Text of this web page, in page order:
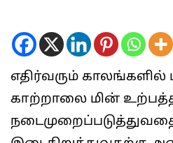
எதிர்வரும்
காற்றாலை மின்